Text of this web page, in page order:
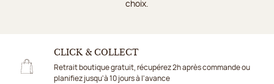
choix.
CLICK & COLLECT
Retrait boutique gratuit, récupérez 2h après commande ou
planifiez jusqu'à 10 jours à l'avance